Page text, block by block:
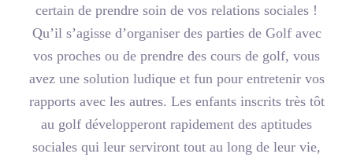
certain de prendre soin de vos relations sociales !
Qu’il s’agisse d’organiser des parties de Golf avec
vos proches ou de prendre des cours de golf, vous
avez une solution ludique et fun pour entretenir vos
rapports avec les autres. Les enfants inscrits très tôt
au golf développeront rapidement des aptitudes
sociales qui leur serviront tout au long de leur vie,